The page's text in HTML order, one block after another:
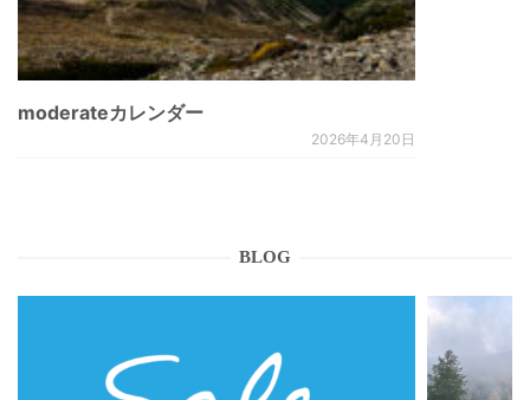
moderateカレンダー
2026年4月20日
BLOG